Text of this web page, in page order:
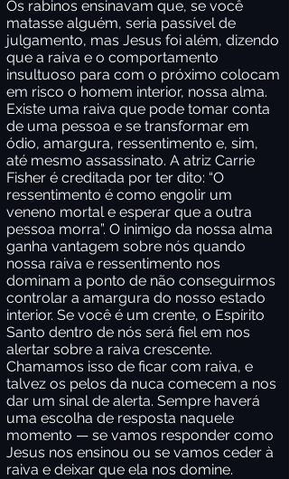
Os rabinos ensinavam que, se você
matasse alguém, seria passível de
julgamento, mas Jesus foi além, dizendo
que a raiva e o comportamento
insultuoso para com o próximo colocam
em risco o homem interior, nossa alma.
Existe uma raiva que pode tomar conta
de uma pessoa e se transformar em
ódio, amargura, ressentimento e, sim,
até mesmo assassinato. A atriz Carrie
Fisher é creditada por ter dito: “O
ressentimento é como engolir um
veneno mortal e esperar que a outra
pessoa morra”. O inimigo da nossa alma
ganha vantagem sobre nós quando
nossa raiva e ressentimento nos
dominam a ponto de não conseguirmos
controlar a amargura do nosso estado
interior. Se você é um crente, o Espírito
Santo dentro de nós será fiel em nos
alertar sobre a raiva crescente.
Chamamos isso de ficar com raiva, e
talvez os pelos da nuca comecem a nos
dar um sinal de alerta. Sempre haverá
uma escolha de resposta naquele
momento — se vamos responder como
Jesus nos ensinou ou se vamos ceder à
raiva e deixar que ela nos domine.